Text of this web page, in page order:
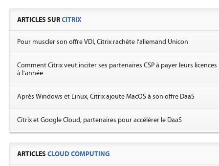
ARTICLES SURCITRIX
Pour muscler son offre VDI, Citrix rachète l'allemand Unicon
Comment Citrix veut inciter ses partenaires CSP à payer leurs licences
à l'année
Après Windows et Linux, Citrix ajoute MacOS à son offre DaaS
Citrix et Google Cloud, partenaires pour accélérer le DaaS
ARTICLES CLOUD COMPUTING